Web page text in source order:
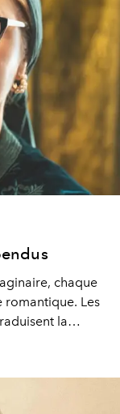
chaque
romantique. Les
la
Broderies fines,
le langage
entre désirs